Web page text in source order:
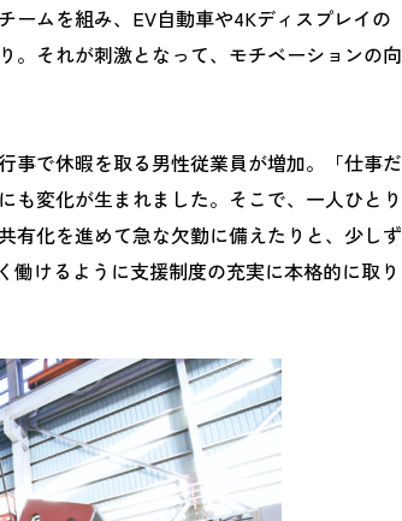
ームを組み、EV自動車や4Kディスプレイの
。それが刺激となって、モチベーションの向
事で休暇を取る男性従業員が増加。「仕事だ
も変化が生まれました。そこで、一人ひとり
有化を進めて急な欠勤に備えたりと、少しず
働けるように支援制度の充実に本格的に取り